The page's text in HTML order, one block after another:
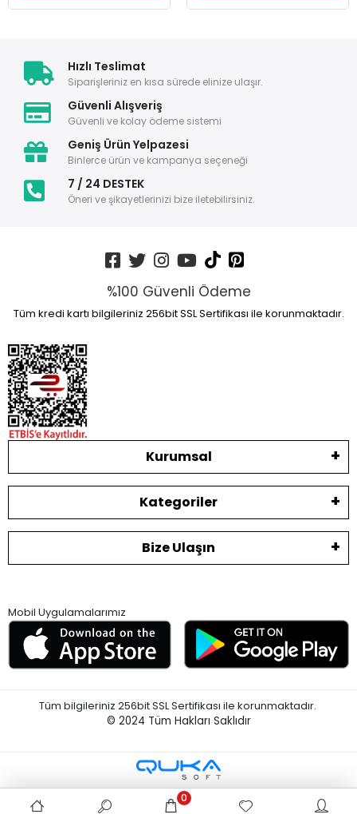
Hızlı Teslimat
Siparişleriniz en kısa sürede elinize ulaşır.
Güvenli Alışveriş
Güvenli ve kolay ödeme sistemi
Geniş Ürün Yelpazesi
Binlerce ürün ve kampanya seçeneği
7 / 24 DESTEK
Öneri ve şikayetlerinizi bize iletebilirsiniz.
%100 Güvenli Ödeme
Tüm kredi kartı bilgileriniz 256bit SSL Sertifikası ile korunmaktadır.
Kurumsal
Kategoriler
Bize Ulaşın
Mobil Uygulamalarımız
Tüm bilgileriniz 256bit SSL Sertifikası ile korunmaktadır.
© 2024 Tüm Hakları Saklıdır
0